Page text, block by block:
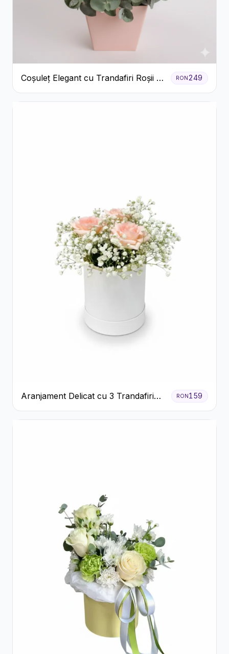
Coșuleț Elegant cu Trandafiri Roșii și
Lisianthus Alb
RON249
Aranjament Delicat cu 3 Trandafiri
Roz în Cutie Albă
RON159